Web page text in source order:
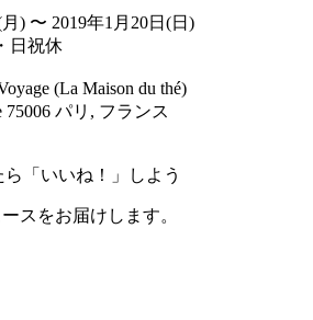
) 〜 2019年1月20日(日)
日祝休
(La Maison du thé)
75006 パリ, フランス
「いいね！」しよう
スをお届けします。